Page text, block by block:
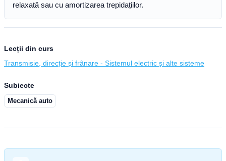
relaxată sau cu amortizarea trepidațiilor.
Lecții din curs
Transmisie, direcție și frânare - Sistemul electric și alte sisteme
Subiecte
Mecanică auto